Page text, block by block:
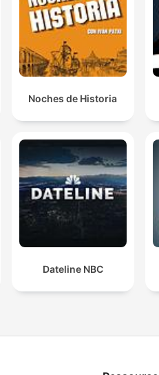
Noches de Historia
Dateline NBC